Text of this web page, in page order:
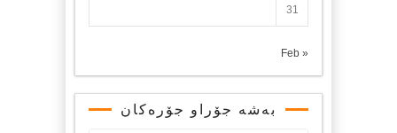
31
« Feb
بەشە جۆراو جۆرەکان